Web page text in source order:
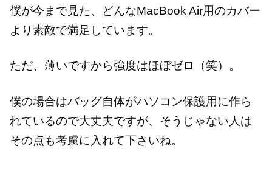
僕が今まで見た、どんなMacBook Air用のカバー
より素敵で満足しています。
ただ、薄いですから強度はほぼゼロ（笑）。
僕の場合はバッグ自体がパソコン保護用に作ら
れているので大丈夫ですが、そうじゃない人は
その点も考慮に入れて下さいね。